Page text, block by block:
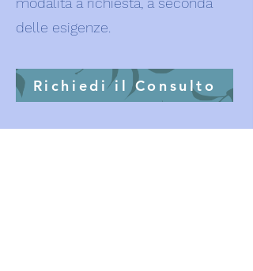
delle esigenze.
Richiedi il Consulto